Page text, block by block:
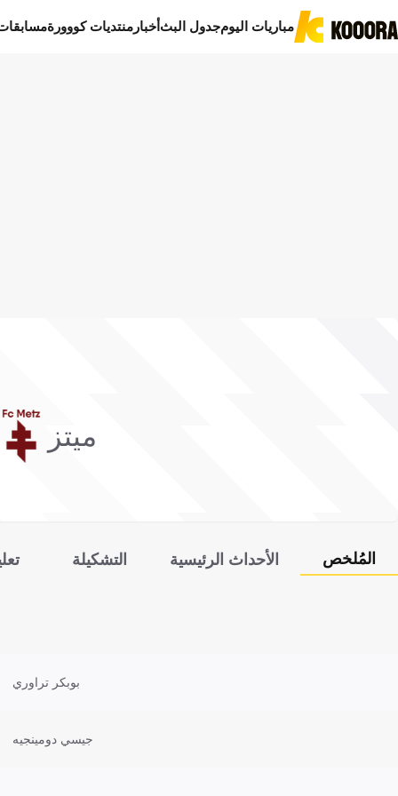
مباريات اليومجدول البثأخبار منتديات كووورة
ميتز
المُلخص الأحداث الرئيسية التشكيلة
بوبكر تراوري
جيسي دومينجيه